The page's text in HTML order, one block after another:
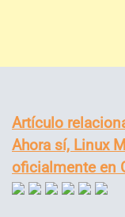
Artículo
Ahora sí, Linux
oficialmente en